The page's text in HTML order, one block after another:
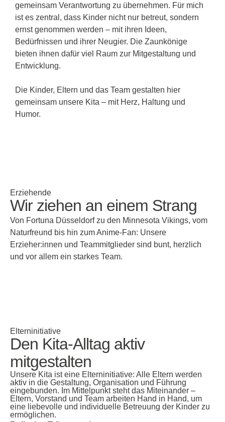
gemeinsam Verantwortung zu übernehmen. Für mich
ist es zentral, dass Kinder nicht nur betreut, sondern
ernst genommen werden – mit ihren Ideen,
Bedürfnissen und ihrer Neugier. Die Zaunkönige
bieten ihnen dafür viel Raum zur Mitgestaltung und
Entwicklung.
Die Kinder, Eltern und das Team gestalten hier
gemeinsam unsere Kita – mit Herz, Haltung und
Humor.
Erziehende
Wir ziehen an einem Strang
Von Fortuna Düsseldorf zu den Minnesota Vikings, vom
Naturfreund bis hin zum Anime-Fan: Unsere
Erzieher:innen und Teammitglieder sind bunt, herzlich
und vor allem ein starkes Team.
Elterninitiative
Den Kita-Alltag aktiv
mitgestalten
Unsere Kita ist eine Elterninitiative: Alle Eltern werden
aktiv in die Gestaltung, Organisation und Führung
eingebunden. Im Mittelpunkt steht das Miteinander –
Eltern, Vorstand und Team arbeiten Hand in Hand, um
eine liebevolle und individuelle Betreuung der Kinder zu
ermöglichen.